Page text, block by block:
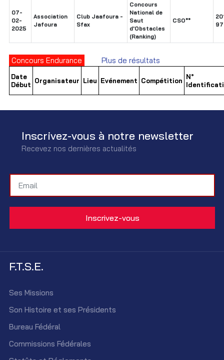
07-
02-
2025
Association
Jafoura
Club Jaafoura -
Sfax
Concours
National de
Saut
d'Obstacles
(Ranking)
CSO**
Concours Endurance Plus de résultats
Date
Début Organisateur Lieu Evénement Compétition N°
Inscrivez-vous à notre newsletter
Recevez nos dernières actualités
F.T.S.E.
Ses Missions
Son Histoire et ses Présidents
Bureau Fédéral
Commissions Fédérales